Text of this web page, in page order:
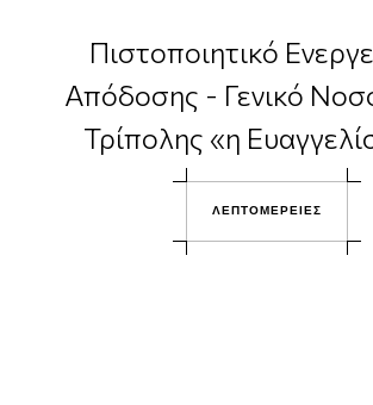
Πιστοποιητικό
Απόδοσης - Γενικό
Τρίπολης «η
ΛΕΠΤΟΜΕΡΕΙΕΣ